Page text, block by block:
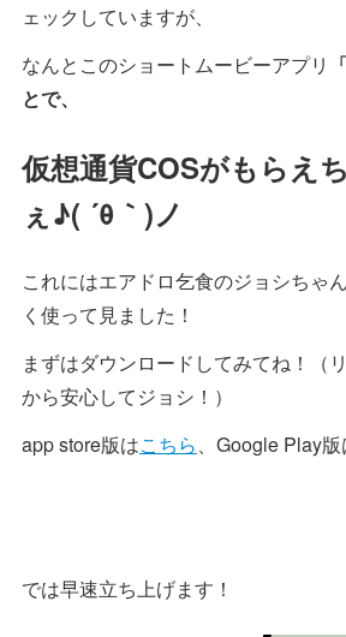
ェックしていますが、
なんとこのショートムービーアプリ
とで、
仮想通貨COSがもらえ
ぇ♪( ´θ｀)ノ
これにはエアドロ乞食のジョシちゃ
く使って見ました！
まずはダウンロードしてみてね！（
から安心してジョシ！）
app store版はこちら 、Google Play
では早速立ち上げます！